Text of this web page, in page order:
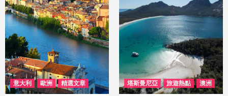
意大利 歐洲 精選文章 塔斯曼尼亞 旅遊熱點 澳洲